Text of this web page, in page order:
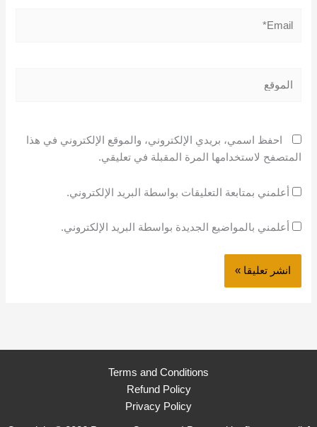
احفظ اسمي، بريدي الإلكتروني، والموقع الإلكتروني في هذا
المتصفح لاستخدامها المرة المقبلة في تعليقي.
أعلمني بمتابعة التعليقات بواسطة البريد الإلكتروني.
أعلمني بالمواضيع الجديدة بواسطة البريد الإلكتروني.
Terms and Conditions
Refund Policy
Privacy Policy